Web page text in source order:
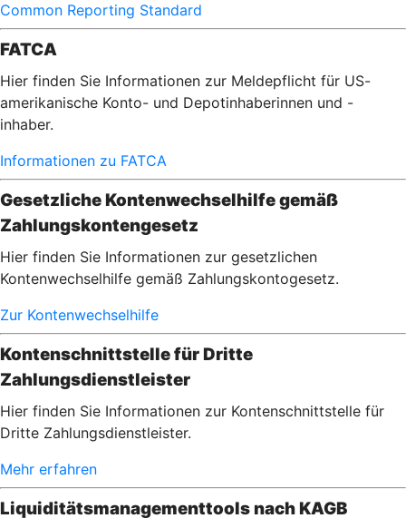
Common Reporting Standard
FATCA
Hier finden Sie Informationen zur Meldepflicht für US-
amerikanische Konto- und Depotinhaberinnen und -
inhaber.
Informationen zu FATCA
Gesetzliche Kontenwechselhilfe gemäß
Zahlungskontengesetz
Hier finden Sie Informationen zur gesetzlichen
Kontenwechselhilfe gemäß Zahlungskontogesetz.
Zur Kontenwechselhilfe
Kontenschnittstelle für Dritte
Zahlungsdienstleister
Hier finden Sie Informationen zur Kontenschnittstelle für
Dritte Zahlungsdienstleister.
Mehr erfahren
Liquiditätsmanagementtools nach KAGB